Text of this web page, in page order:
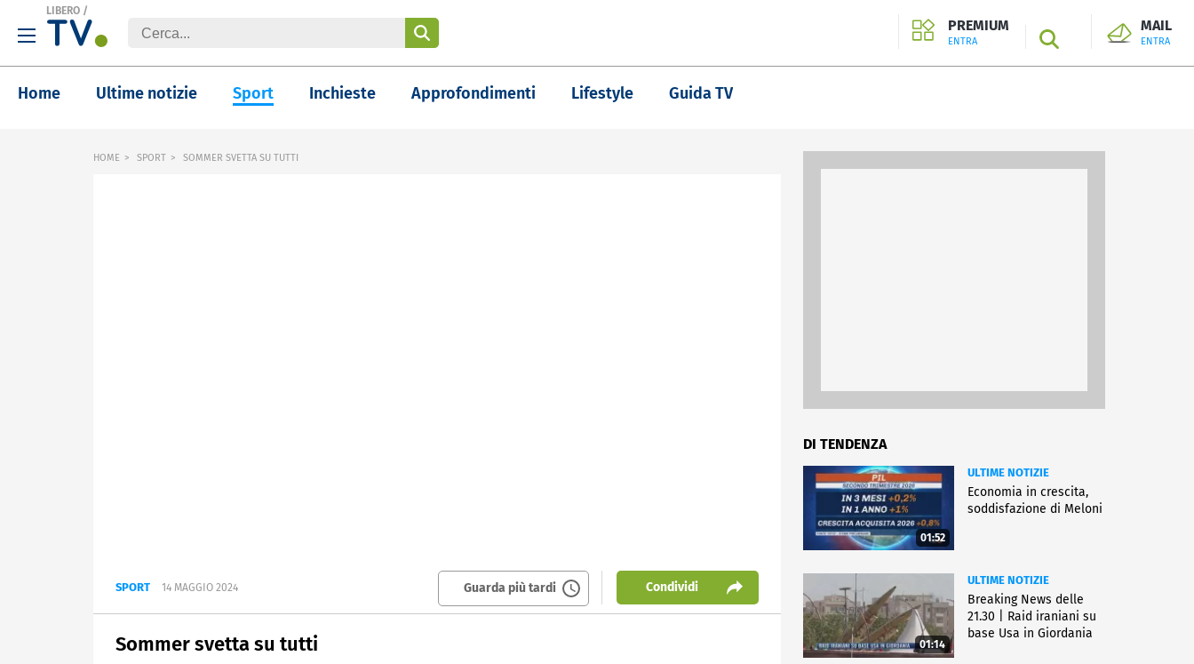
LIBERO /
PREMIUM
ENTRA SEARCH
MAIL
ENTRA
Home Ultime notizie Sport Inchieste Approfondimenti Lifestyle Guida TV
HOME SPORT SOMMER SVETTA SU TUTTI
SPORT 14 MAGGIO 2024 Guarda più tardi Condividi
Sommer svetta su tutti
DI TENDENZA
01:52
ULTIME NOTIZIE
Economia in crescita,
soddisfazione di Meloni
01:14
ULTIME NOTIZIE
Breaking News delle
21.30 | Raid iraniani su
base Usa in Giordania